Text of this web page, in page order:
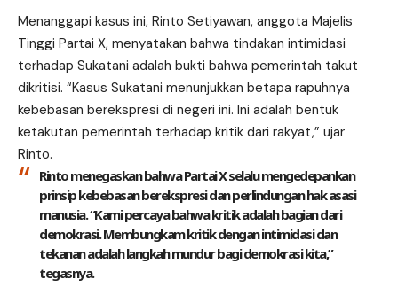
Menanggapi kasus ini, Rinto Setiyawan, anggota Majelis
Tinggi Partai X, menyatakan bahwa tindakan intimidasi
terhadap Sukatani adalah bukti bahwa pemerintah takut
dikritisi. “Kasus Sukatani menunjukkan betapa rapuhnya
kebebasan berekspresi di negeri ini. Ini adalah bentuk
ketakutan pemerintah terhadap kritik dari rakyat,” ujar
Rinto.
Rinto menegaskan bahwa Partai X selalu mengedepankan
prinsip kebebasan berekspresi dan perlindungan hak asasi
manusia. “Kami percaya bahwa kritik adalah bagian dari
demokrasi. Membungkam kritik dengan intimidasi dan
tekanan adalah langkah mundur bagi demokrasi kita,”
tegasnya.